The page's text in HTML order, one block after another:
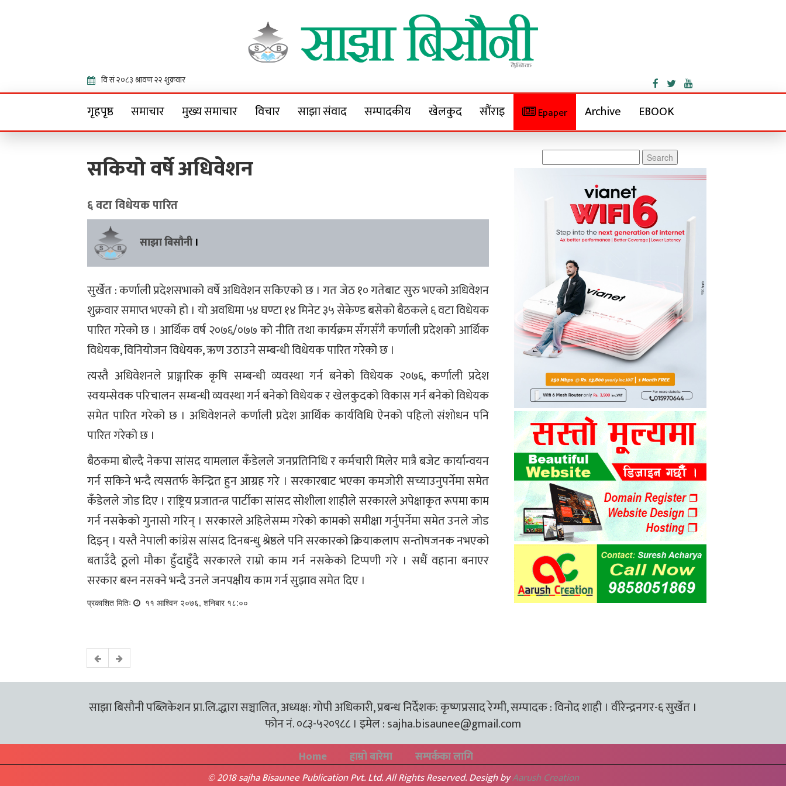
Sajha Bisaunee
गृहपृष्ठ समाचार मुख्य समाचार विचार साझा संवाद सम्पादकीय खेलकुद सौंराइ Epaper Archive EBOOK
सकियो वर्षे अधिवेशन
६ वटा विधेयक पारित
साझा बिसौनी ।
सुर्खेत : कर्णाली प्रदेशसभाको वर्षे अधिवेशन सकिएको छ । गत जेठ १० गतेबाट सुरु भएको अधिवेशन
शुक्रवार समाप्त भएको हो । यो अवधिमा ५४ घण्टा १४ मिनेट ३५ सेकेण्ड बसेको बैठकले ६ वटा विधेयक
पारित गरेको छ । आर्थिक वर्ष २०७६/०७७ को नीति तथा कार्यक्रम सँगसँगै कर्णाली प्रदेशको आर्थिक
विधेयक, विनियोजन विधेयक, ऋण उठाउने सम्बन्धी विधेयक पारित गरेको छ ।
त्यस्तै अधिवेशनले प्राङ्गारिक कृषि सम्बन्धी व्यवस्था गर्न बनेको विधेयक २०७६, कर्णाली प्रदेश
स्वयम्सेवक परिचालन सम्बन्धी व्यवस्था गर्न बनेको विधेयक र खेलकुदको विकास गर्न बनेको विधेयक
समेत पारित गरेको छ । अधिवेशनले कर्णाली प्रदेश आर्थिक कार्यविधि ऐनको पहिलो संशोधन पनि
पारित गरेको छ ।
बैठकमा बोल्दै नेकपा सांसद यामलाल कँडेलले जनप्रतिनिधि र कर्मचारी मिलेर मात्रै बजेट कार्यान्वयन
गर्न सकिने भन्दै त्यसतर्फ केन्द्रित हुन आग्रह गरे । सरकारबाट भएका कमजोरी सच्याउनुपर्नेमा समेत
कँडेलले जोड दिए । राष्ट्रिय प्रजातन्त्र पार्टीका सांसद सोशीला शाहीले सरकारले अपेक्षाकृत रूपमा काम
गर्न नसकेको गुनासो गरिन् । सरकारले अहिलेसम्म गरेको कामको समीक्षा गर्नुपर्नेमा समेत उनले जोड
दिइन् । यस्तै नेपाली कांग्रेस सांसद दिनबन्धु श्रेष्ठले पनि सरकारको क्रियाकलाप सन्तोषजनक नभएको
बताउँदै ठूलो मौका हुँदाहुँदै सरकारले राम्रो काम गर्न नसकेको टिप्पणी गरे । सधैं वहाना बनाएर
सरकार बस्न नसक्ने भन्दै उनले जनपक्षीय काम गर्न सुझाव समेत दिए ।
प्रकाशित मितिः ११ आश्विन २०७६, शनिबार १८:००
for:
साझा बिसौनी पब्लिकेशन प्रा.लि.द्धारा सञ्चालित, अध्यक्ष: गोपी अधिकारी, प्रबन्ध निर्देशक: कृष्णप्रसाद रेग्मी, सम्पादक : विनोद शाही । वीरेन्द्रनगर-६ सुर्खेत ।
फोन नं. ०८३-५२०९८८ । इमेल :sajha.bisaunee@gmail.com
Home हाम्रो बारेमा सम्पर्कका लागि
© 2018 sajha Bisaunee Publication Pvt. Ltd. All Rights Reserved. Desigh byAarush Creation